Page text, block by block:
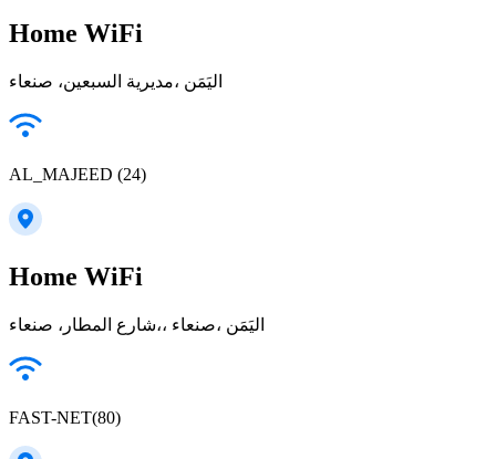
Home WiFi
مديرية السبعين، صنعاء‎، اليَمَن
AL_MAJEED (24)
Home WiFi
شارع المطار، صنعاء‎،، صنعاء‎، اليَمَن
FAST-NET(80)